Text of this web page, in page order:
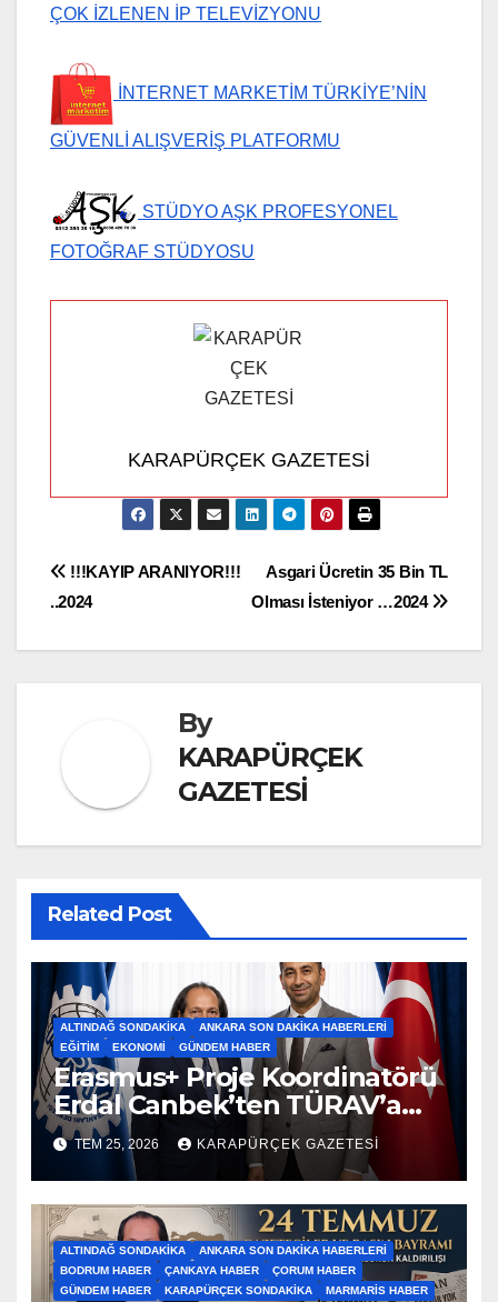
ÇOK İZLENEN İP TELEVİZYONU
İNTERNET MARKETİM TÜRKİYE’NİN
GÜVENLİ ALIŞVERİŞ PLATFORMU
STÜDYO AŞK PROFESYONEL
FOTOĞRAF STÜDYOSU
KARAPÜRÇEK GAZETESİ
Yazı
Asgari Ücretin 35 Bin TL
Olması İsteniyor …2024
!!!KAYIP ARANIYOR!!!
..2024
By
KARAPÜRÇEK
GAZETESİ
Related Post
ALTINDAĞ SONDAKIKA
ANKARA SON DAKIKA HABERLERI
EĞITIM
EKONOMI GÜNDEM HABER
Erasmus+ Proje Koordinatörü
Erdal Canbek’ten TÜRAV’a
Ziyaret…2026
TEM 25, 2026 KARAPÜRÇEK GAZETESİ
ALTINDAĞ SONDAKIKA
ANKARA SON DAKIKA HABERLERI
BODRUM HABER
ÇANKAYA HABER
ÇORUM HABER
GÜNDEM HABER
KARAPÜRÇEK SONDAKIKA MARMARIS HABER